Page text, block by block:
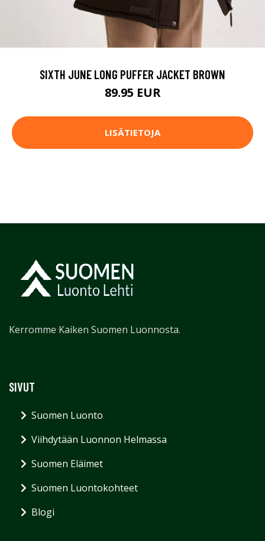
SIXTH JUNE LONG PUFFER JACKET BROWN
89.95 EUR
LISÄTIETOJA
Kerromme Kaiken Suomen Luonnosta.
SIVUT
Suomen Luonto
Viihdytään Luonnon Helmassa
Suomen Eläimet
Suomen Luontokohteet
Blogi